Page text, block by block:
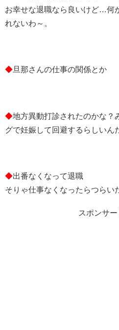
お幸せな退職なら良いけど…何
れないわ～。
◆旦那さんの仕事の関係とか
◆地方異動打診されたのかな？
グで妊娠して回避するらしいん
◆出番なくなって退職
そりゃ仕事なくなったらつらい
スポンサー